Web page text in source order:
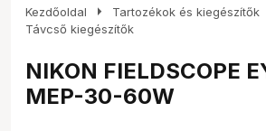
Kezdőoldal arrow_right Tartozékok és kiegészítők
Távcső kiegészítők
NIKON FIELDSCOPE
MEP-30-60W